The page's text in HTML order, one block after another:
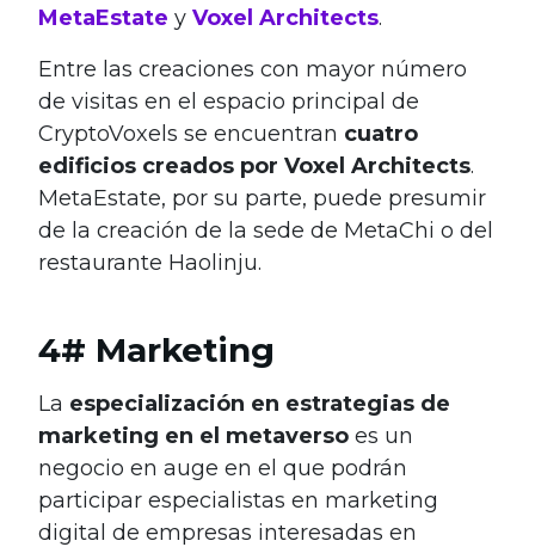
MetaEstate y Voxel Architects.
Entre las creaciones con mayor número
de visitas en el espacio principal de
CryptoVoxels se encuentran cuatro
edificios creados por Voxel Architects.
MetaEstate, por su parte, puede presumir
de la creación de la sede de MetaChi o del
restaurante Haolinju.
4# Marketing
La especialización en estrategias de
marketing en el metaverso es un
negocio en auge en el que podrán
participar especialistas en marketing
digital de empresas interesadas en